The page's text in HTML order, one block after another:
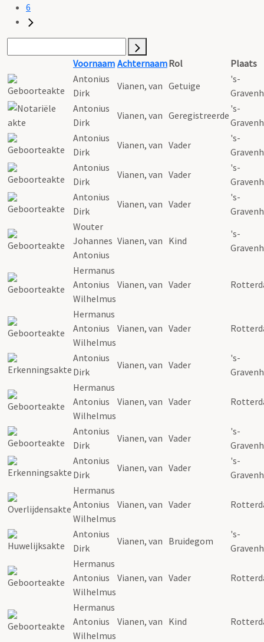
6
Voornaam AchternaamRol
Plaats
Antonius
Dirk
Vianen, van Getuige
's-
Antonius
Dirk
Vianen, van Geregistreerde
's-
Antonius
Dirk
Vianen, van Vader
's-
Antonius
Dirk
Vianen, van Vader
's-
Antonius
Dirk
Vianen, van Vader
's-
Wouter
Johannes
Antonius
Vianen, van Kind
's-
Hermanus
Antonius
Wilhelmus
Vianen, van Vader
Hermanus
Antonius
Wilhelmus
Vianen, van Vader
Antonius
Dirk
Vianen, van Vader
's-
Hermanus
Antonius
Wilhelmus
Vianen, van Vader
Antonius
Dirk
Vianen, van Vader
's-
Antonius
Dirk
Vianen, van Vader
's-
Hermanus
Antonius
Wilhelmus
Vianen, van Vader
Antonius
Dirk
Vianen, van Bruidegom
's-
Hermanus
Antonius
Wilhelmus
Vianen, van Vader
Hermanus
Antonius
Wilhelmus
Vianen, van Kind